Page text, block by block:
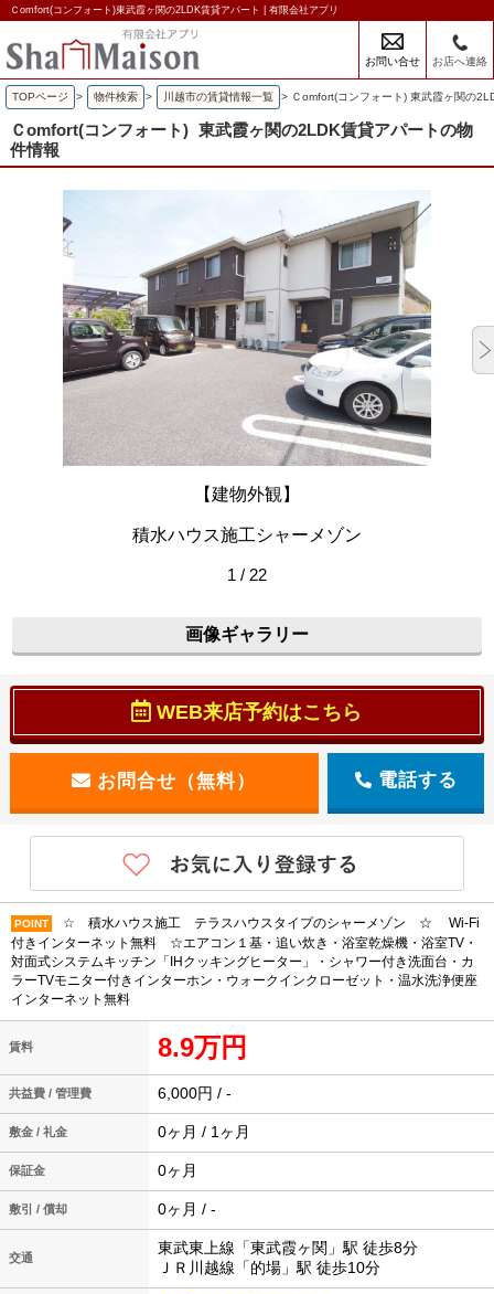
Ｃomfort(コンフォート)東武霞ヶ関の2LDK賃貸アパート | 有限会社アプリ
お問い合せ お店へ連絡
TOPページ > 物件検索 > 川越市の賃貸情報一覧 > Ｃomfort(コンフォート) 東武霞ヶ関の
Ｃomfort(コンフォート) 東武霞ヶ関の2LDK賃貸アパートの物
件情報
【建物外観】
積水ハウス施工シャーメゾン
1 / 22
画像ギャラリー
WEB来店予約はこちら
電話する
POINT
☆ 積水ハウス施工 テラスハウスタイプのシャーメゾン ☆ Wi-Fi
付きインターネット無料 ☆エアコン１基・追い炊き・浴室乾燥機・浴室TV・
対面式システムキッチン「IHクッキングヒーター」・シャワー付き洗面台・カ
ラーTVモニター付きインターホン・ウォークインクローゼット・温水洗浄便座
インターネット無料
賃料 8.9万円
共益費 / 管理費 6,000円 / -
敷金 / 礼金 0ヶ月 / 1ヶ月
保証金 0ヶ月
敷引 / 償却 0ヶ月 / -
交通
東武東上線「東武霞ヶ関」駅 徒歩8分
ＪＲ川越線「的場」駅 徒歩10分